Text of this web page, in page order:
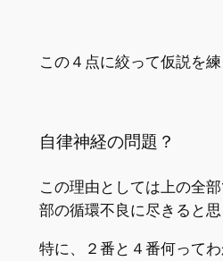
この４点に絞って仮説を練
自律神経の問題？
この理由としては上の全
部の循環不良に尽きると思
特に、２番と４番何って